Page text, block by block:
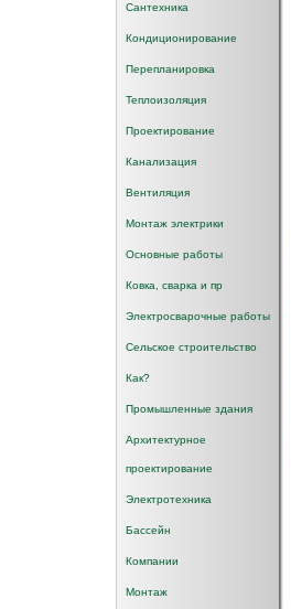
Сантехника
Кондиционирование
Перепланировка
Теплоизоляция
Проектирование
Канализация
Вентиляция
Монтаж электрики
Основные работы
Ковка, сварка и пр
Электросварочные работы
Сельское строительство
Как?
Промышленные здания
Архитектурное
проектирование
Электротехника
Бассейн
Компании
Монтаж